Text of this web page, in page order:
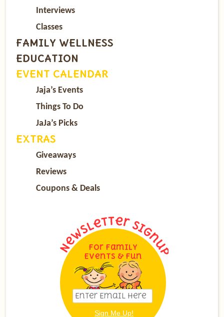
Interviews
Classes
FAMILY WELLNESS
EDUCATION
EVENT CALENDAR
Jaja’s Events
Things To Do
JaJa’s Picks
EXTRAS
Giveaways
Reviews
Coupons & Deals
For Family
Events & Fun